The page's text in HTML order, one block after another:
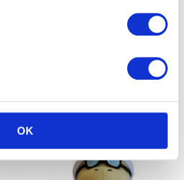
OK
Tqs Blauwe muziek olifant